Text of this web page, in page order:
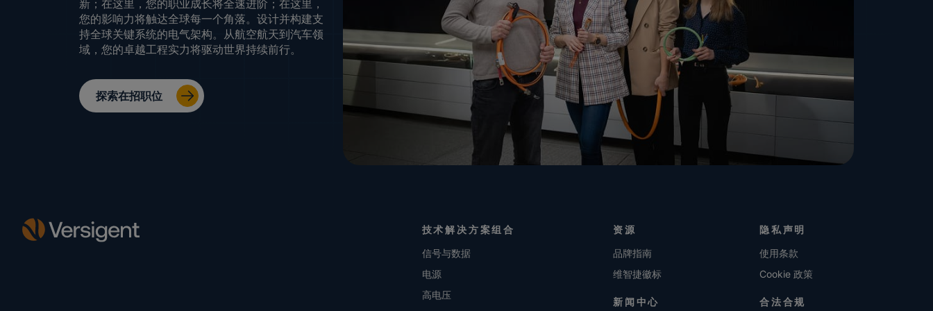
新；在这里，您的职业成长将全速进阶；在这里，
您的影响力将触达全球每一个角落。设计并构建支
持全球关键系统的电气架构。从航空航天到汽车领
域，您的卓越工程实力将驱动世界持续前行。
探索在招职位
技术解决方案组合
信号与数据
电源
高电压
资源
品牌指南
维智捷徽标
新闻中心
隐私声明
使用条款
Cookie 政策
合法合规